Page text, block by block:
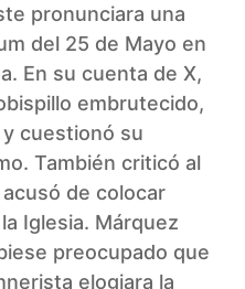
pronunciara una
del 25 de Mayo en
En su cuenta de X,
embrutecido,
cuestionó su
También criticó al
de colocar
Iglesia. Márquez
preocupado que
elogiara la